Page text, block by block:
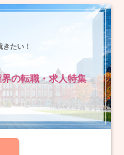
たい！
の転職・求人特集